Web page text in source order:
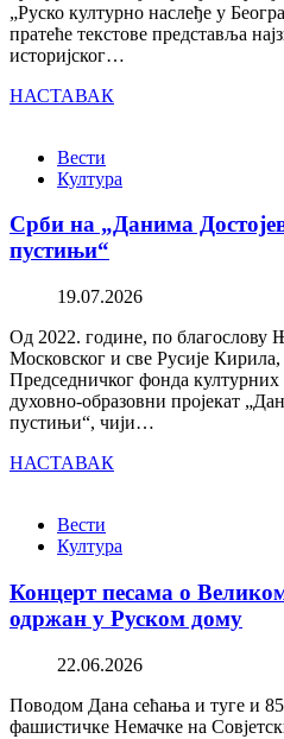
„Руско културно наслеђе у
пратеће текстове представља
историјског…
НАСТАВАК
Вести
Култура
Срби на „Данима
пустињи“
19.07.2026
Од 2022. године, по благослову
Московског и све Русије
Председничког фонда културних
духовно-образовни пројекат
пустињи“, чији…
НАСТАВАК
Вести
Култура
Концерт песама о
одржан у Руском дому
22.06.2026
Поводом Дана сећања и туге и
фашистичке Немачке на